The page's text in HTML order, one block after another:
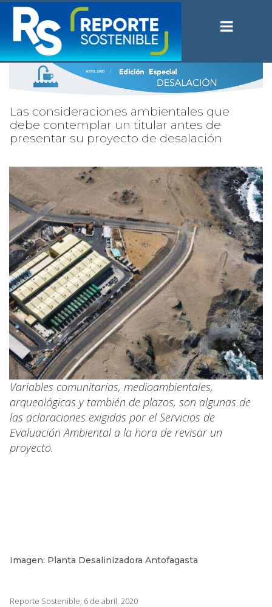
Las consideraciones ambientales que
debe contemplar un titular antes de
presentar su proyecto de desalación
Variables comunitarias, medioambientales,
arqueológicas y también de plazos, son algunas de
las aclaraciones exigidas por el Servicios de
Evaluación Ambiental a la hora de revisar un
proyecto.
Imagen: Planta Desalinizadora Antofagasta
Reporte Sostenible, 6 de abril, 2020